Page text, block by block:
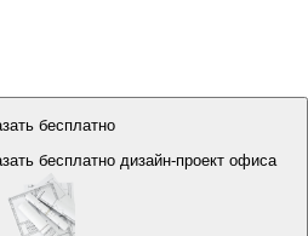
бесплатно
бесплатнодизайн-проект офиса
с сеткой